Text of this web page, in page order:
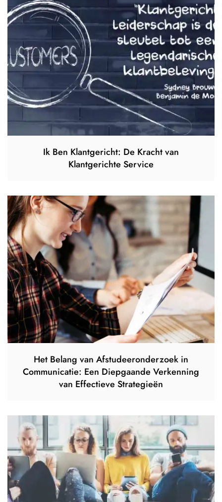
Ik Ben Klantgericht: De Kracht van
Klantgerichte Service
Het Belang van Afstudeeronderzoek in
Communicatie: Een Diepgaande Verkenning
van Effectieve Strategieën